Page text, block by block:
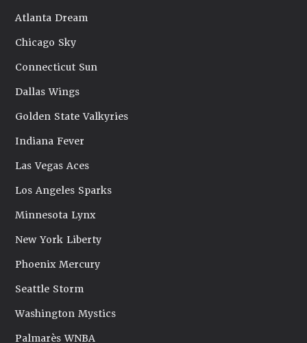
Atlanta Dream
Chicago Sky
Connecticut Sun
Dallas Wings
Golden State Valkyries
Indiana Fever
Las Vegas Aces
Los Angeles Sparks
Minnesota Lynx
New York Liberty
Phoenix Mercury
Seattle Storm
Washington Mystics
Palmarès WNBA